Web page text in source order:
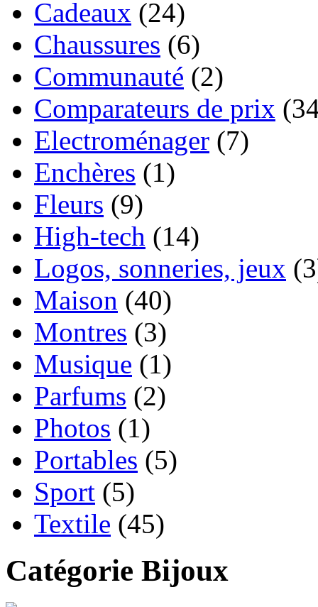
Cadeaux (24)
Chaussures (6)
Communauté (2)
Comparateurs de prix
Electroménager (7)
Enchères (1)
Fleurs (9)
High-tech (14)
Logos, sonneries, jeux
Maison (40)
Montres (3)
Musique (1)
Parfums (2)
Photos (1)
Portables (5)
Sport (5)
Textile (45)
Catégorie Bijoux